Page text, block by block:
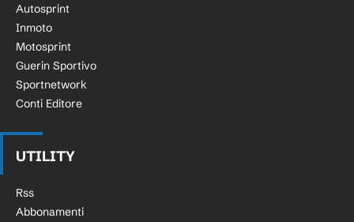
Autosprint
Inmoto
Motosprint
Guerin Sportivo
Sportnetwork
Conti Editore
UTILITY
Rss
Abbonamenti